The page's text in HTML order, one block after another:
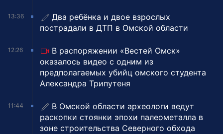
13:36
Два ребёнка и двое взрослых
пострадали в ДТП в Омской области
12:26
В распоряжении «Вестей Омск»
оказалось видео с одним из
предполагаемых убийц омского студента
Александра Трипутеня
11:44
В Омской области археологи ведут
раскопки стоянки эпохи палеометалла в
зоне строительства Северного обхода